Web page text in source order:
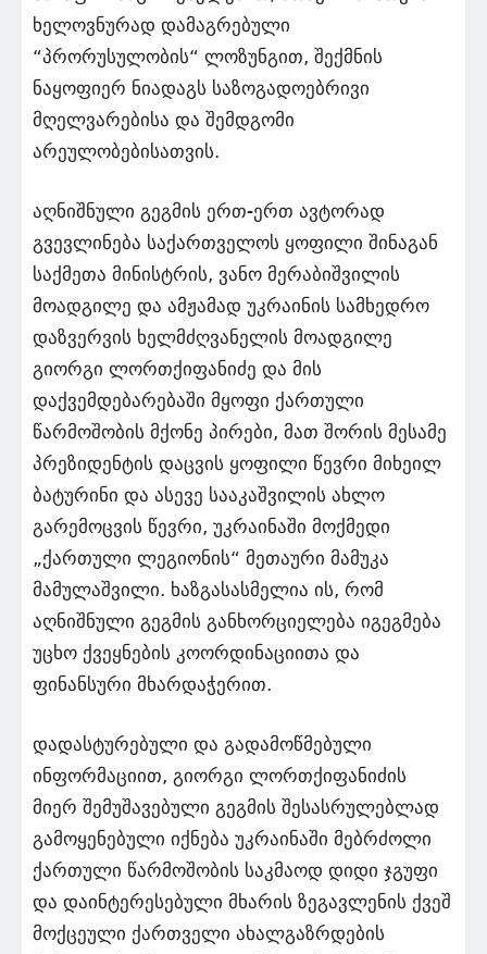
ხელოვნურად დამაგრებული
“პრორუსულობის“ ლოზუნგით, შექმნის
ნაყოფიერ ნიადაგს საზოგადოებრივი
მღელვარებისა და შემდგომი
არეულობებისათვის.
აღნიშნული გეგმის ერთ-ერთ ავტორად
გვევლინება საქართველოს ყოფილი შინაგან
საქმეთა მინისტრის, ვანო მერაბიშვილის
მოადგილე და ამჟამად უკრაინის სამხედრო
დაზვერვის ხელმძღვანელის მოადგილე
გიორგი ლორთქიფანიძე და მის
დაქვემდებარებაში მყოფი ქართული
წარმოშობის მქონე პირები, მათ შორის მესამე
პრეზიდენტის დაცვის ყოფილი წევრი მიხეილ
ბატურინი და ასევე სააკაშვილის ახლო
გარემოცვის წევრი, უკრაინაში მოქმედი
„ქართული ლეგიონის“ მეთაური მამუკა
მამულაშვილი. ხაზგასასმელია ის, რომ
აღნიშნული გეგმის განხორციელება იგეგმება
უცხო ქვეყნების კოორდინაციითა და
ფინანსური მხარდაჭერით.
დადასტურებული და გადამოწმებული
ინფორმაციით, გიორგი ლორთქიფანიძის
მიერ შემუშავებული გეგმის შესასრულებლად
გამოყენებული იქნება უკრაინაში მებრძოლი
ქართული წარმოშობის საკმაოდ დიდი ჯგუფი
და დაინტერესებული მხარის ზეგავლენის ქვეშ
მოქცეული ქართველი ახალგაზრდების